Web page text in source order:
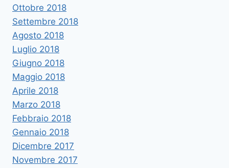
Ottobre 2018
Settembre 2018
Agosto 2018
Luglio 2018
Giugno 2018
Maggio 2018
Aprile 2018
Marzo 2018
Febbraio 2018
Gennaio 2018
Dicembre 2017
Novembre 2017